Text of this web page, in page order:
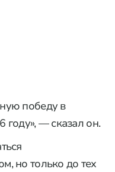
победу в
году», — сказал он.
но только до тех